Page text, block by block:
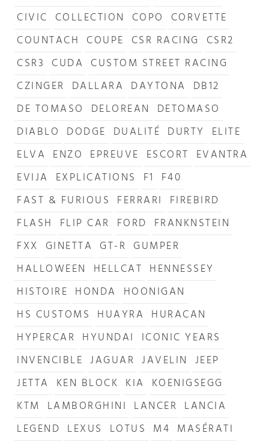
CIVIC COLLECTION COPO CORVETTE
COUNTACH COUPE CSR RACING CSR2
CSR3 CUDA CUSTOM STREET RACING
CZINGER DALLARA DAYTONA DB12
DE TOMASO DELOREAN DETOMASO
DIABLO DODGE DUALITÉ DURTY ELITE
ELVA ENZO EPREUVE ESCORT EVANTRA
EVIJA EXPLICATIONS F1 F40
FAST & FURIOUS FERRARI FIREBIRD
FLASH FLIP CAR FORD FRANKNSTEIN
FXX GINETTA GT-R GUMPER
HALLOWEEN HELLCAT HENNESSEY
HISTOIRE HONDA HOONIGAN
HS CUSTOMS HUAYRA HURACAN
HYPERCAR HYUNDAI ICONIC YEARS
INVENCIBLE JAGUAR JAVELIN JEEP
JETTA KEN BLOCK KIA KOENIGSEGG
KTM LAMBORGHINI LANCER LANCIA
LEGEND LEXUS LOTUS M4 MASÉRATI